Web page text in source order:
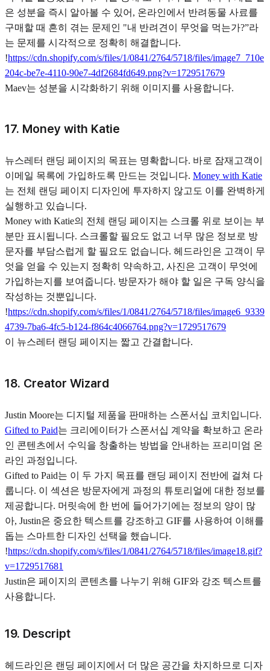
은 성분을 즉시 알아볼 수 있어, 온라인에서 반려동물 사료를
구매할 때 흔히 겪는 문제인 "내 반려견이 무엇을 먹는가?”라
는 문제를 시각적으로 정확히 해결합니다.
!https://cdn.shopify.com/s/files/1/0841/2764/5718/files/image7_710e
204c-be7e-4110-90e7-4df2684fd649.png?v=1729517679
Maev는 성분을 시각화하기 위해 이미지를 사용합니다.
17. Money with Katie
뉴스레터 랜딩 페이지의 목표는 명확합니다. 바로 잠재고객이
이메일 목록에 가입하도록 만드는 것입니다. Money with Katie
는 전체 랜딩 페이지 디자인에 투자하지 않고도 이를 완벽하게
실행하고 있습니다.
Money with Katie의 전체 랜딩 페이지는 스크롤 위로 보이는 부
분만 표시됩니다. 스크롤할 필요도 없고 너무 많은 정보로 방
문자를 부담스럽게 할 필요도 없습니다. 헤드라인은 고객이 무
엇을 얻을 수 있는지 정확히 약속하고, 사진은 고객이 무엇에
가입하는지를 보여줍니다. 방문자가 해야 할 일은 구독 양식을
작성하는 것뿐입니다.
!https://cdn.shopify.com/s/files/1/0841/2764/5718/files/image6_9339
4739-7ba6-4fc5-b124-f864c4066764.png?v=1729517679
이 뉴스레터 랜딩 페이지는 짧고 간결합니다.
18. Creator Wizard
Justin Moore는 디지털 제품을 판매하는 스폰서십 코치입니다.
Gifted to Paid는 크리에이터가 스폰서십 계약을 확보하고 온라
인 콘텐츠에서 수익을 창출하는 방법을 안내하는 프리미엄 온
라인 과정입니다.
Gifted to Paid는 이 두 가지 목표를 랜딩 페이지 전반에 걸쳐 다
룹니다. 이 섹션은 방문자에게 과정의 튜토리얼에 대한 정보를
제공합니다. 머릿속에 한 번에 들어가기에는 정보의 양이 많
아, Justin은 중요한 텍스트를 강조하고 GIF를 사용하여 이해를
돕는 스마트한 디자인 선택을 했습니다.
!https://cdn.shopify.com/s/files/1/0841/2764/5718/files/image18.gif?
v=1729517681
Justin은 페이지의 콘텐츠를 나누기 위해 GIF와 강조 텍스트를
사용합니다.
19. Descript
헤드라인은 랜딩 페이지에서 더 많은 공간을 차지하므로 디자